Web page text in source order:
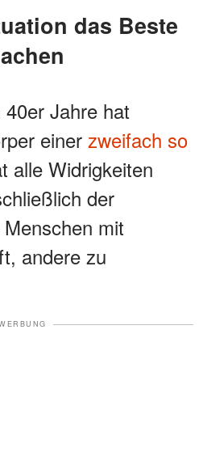
Jahre hat
einer zweifach so
alle Widrigkeiten
der
mit
andere zu